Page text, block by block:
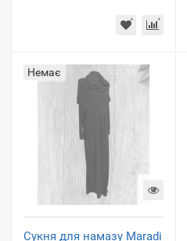
Немає
Сукня для намазу Maradi